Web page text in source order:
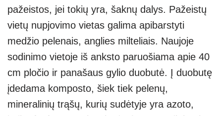
pažeistos, jei tokių yra, šaknų dalys. Pažeistų
vietų nupjovimo vietas galima apibarstyti
medžio pelenais, anglies milteliais. Naujoje
sodinimo vietoje iš anksto paruošiama apie 40
cm pločio ir panašaus gylio duobutė. Į duobutę
įdedama komposto, šiek tiek pelenų,
mineralinių trąšų, kurių sudėtyje yra azoto,